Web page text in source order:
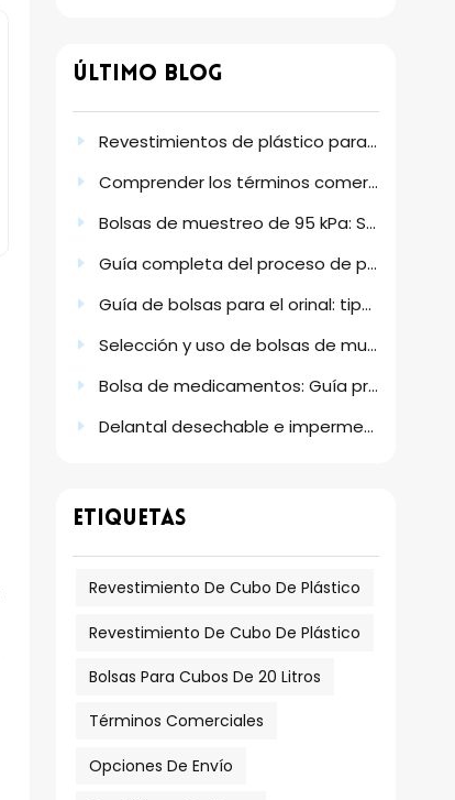
Último Blog
Revestimientos de plástico para bidones: antiestáticos y de varios tamaños.
Comprender los términos comerciales, las opciones de envío y las condiciones de pago.
Bolsas de muestreo de 95 kPa: Solución fiable para la recogida y el transporte seguros de muestras.
Guía completa del proceso de pedido habitual de productos de PE desechables
Guía de bolsas para el orinal: tipos, uso y por qué suponen un cambio radical en la higiene.
Selección y uso de bolsas de muestreo estériles para obtener resultados de laboratorio fiables.
Bolsa de medicamentos: Guía práctica sobre escenarios de uso, tamaños y grosores.
Delantal desechable e impermeable de plástico PE: Su solución de protección práctica
ETIQUETAS
Revestimiento De Cubo De Plástico
Revestimiento De Cubo De Plástico
Bolsas Para Cubos De 20 Litros
Términos Comerciales
Opciones De Envío